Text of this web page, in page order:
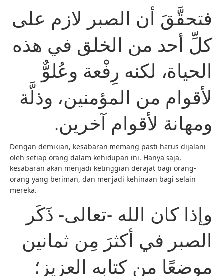
فتحقَّقَ أن الصبر لازم على
كلِّ أحد من الخلق في هذه
الحياة، لكنه رِفْعة وعُلوٌّ
لأقوام من المؤمنين، وذلَّة
ومهانة لأقوام آخرين.
Dengan demikian, kesabaran memang pasti harus dijalani
oleh setiap orang dalam kehidupan ini. Hanya saja,
kesabaran akan menjadi ketinggian derajat bagi orang-
orang yang beriman, dan menjadi kehinaan bagi selain
mereka.
وإذا كان الله -تعالى- ذَكَر
الصبر في أكثرَ مِن ثمانين
موضعًا من كتابه العزيز؛